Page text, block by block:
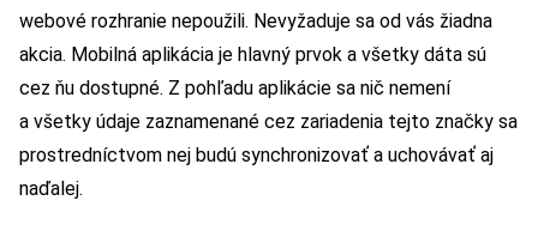
webové rozhranie nepoužili. Nevyžaduje sa od vás žiadna
akcia. Mobilná aplikácia je hlavný prvok a všetky dáta sú
cez ňu dostupné. Z pohľadu aplikácie sa nič nemení
a všetky údaje zaznamenané cez zariadenia tejto značky sa
prostredníctvom nej budú synchronizovať a uchovávať aj
naďalej.